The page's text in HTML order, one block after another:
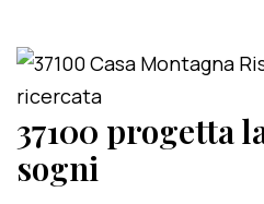
37100 progetta
sogni